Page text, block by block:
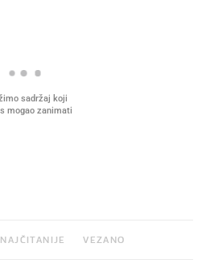
NAJČITANIJE VEZANO